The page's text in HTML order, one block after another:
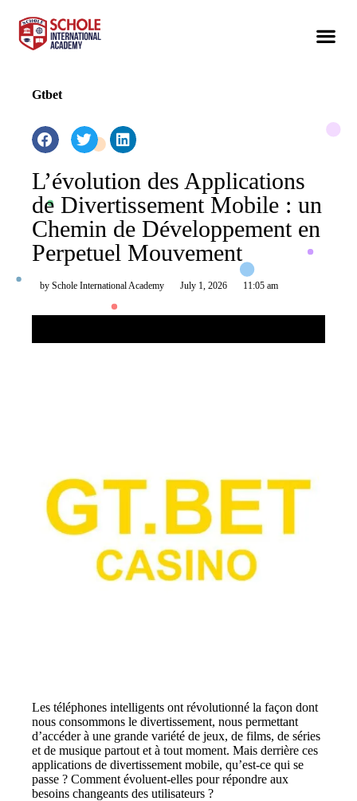
Gtbet
L’évolution des Applications
de Divertissement Mobile : un
Chemin de Développement en
Perpetuel Mouvement
by Schole International Academy July 1, 2026 11:05 am
Les téléphones intelligents ont révolutionné la façon dont
nous consommons le divertissement, nous permettant
d’accéder à une grande variété de jeux, de films, de séries
et de musique partout et à tout moment. Mais derrière ces
applications de divertissement mobile, qu’est-ce qui se
passe ? Comment évoluent-elles pour répondre aux
besoins changeants des utilisateurs ?